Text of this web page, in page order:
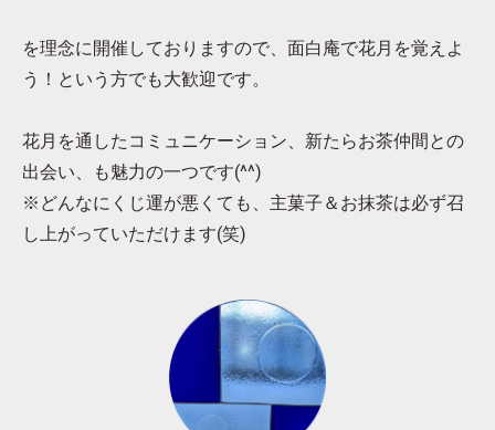
を理念に開催しておりますので、面白庵で花月を覚えよ
う！という方でも大歓迎です。
花月を通したコミュニケーション、新たらお茶仲間との
出会い、も魅力の一つです(^^)
※どんなにくじ運が悪くても、主菓子＆お抹茶は必ず召
し上がっていただけます(笑)